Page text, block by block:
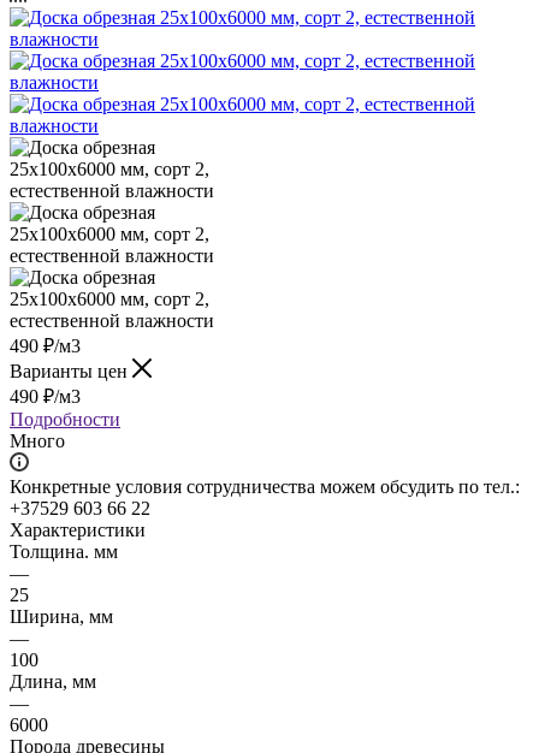
490 ₽/м3
Варианты цен
490 ₽/м3
Подробности
Много
Конкретные условия сотрудничества можем обсудить по тел.:
+37529 603 66 22
Характеристики
Толщина. мм
—
25
Ширина, мм
—
100
Длина, мм
—
6000
Порода древесины